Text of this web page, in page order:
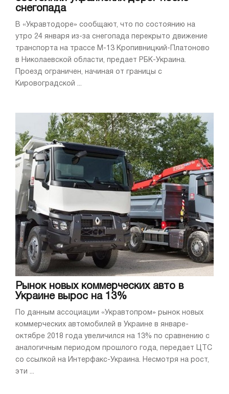
снегопада
В «Укравтодоре» сообщают, что по состоянию на
утро 24 января из-за снегопада перекрыто движение
транспорта на трассе М-13 Кропивницкий-Платоново
в Николаевской области, предает РБК-Украина.
Проезд ограничен, начиная от границы с
Кировоградской ...
Рынок новых коммерческих авто в
Украине вырос на 13%
По данным ассоциации «Укравтопром» рынок новых
коммерческих автомобилей в Украине в январе-
октябре 2018 года увеличился на 13% по сравнению с
аналогичным периодом прошлого года, передает ЦТС
со ссылкой на Интерфакс-Украина. Несмотря на рост,
эти ...